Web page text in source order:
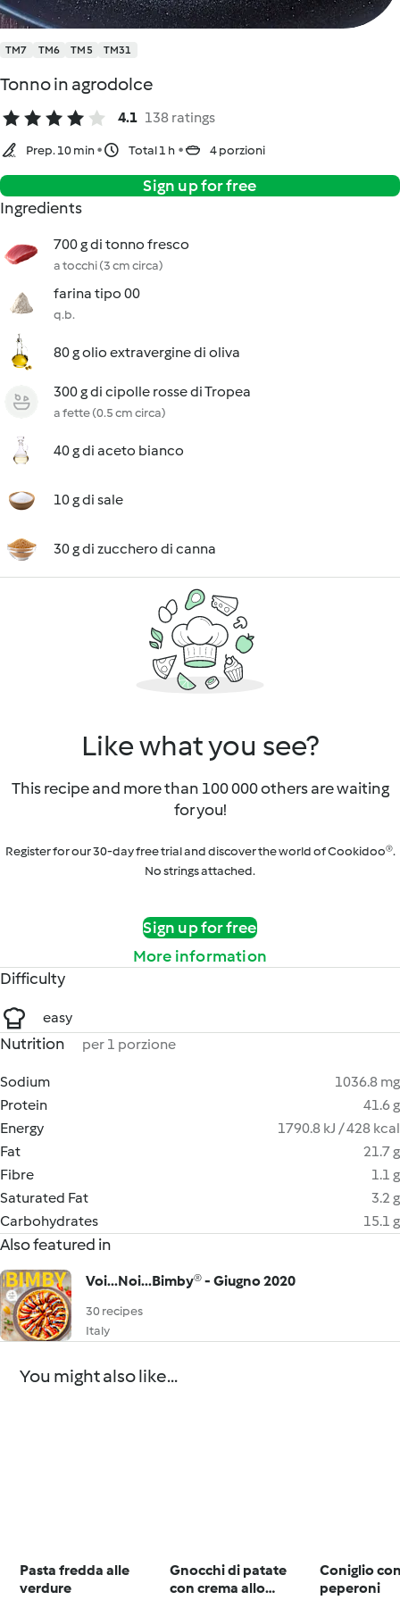
TM7 TM6 TM5 TM31
Tonno in agrodolce
4.1 138 ratings
Prep. 10 min Total 1 h 4 porzioni
Sign up for free
Ingredients
700 g di tonno fresco
a tocchi (3 cm circa)
farina tipo 00
q.b.
80 g olio extravergine di oliva
300 g di cipolle rosse di Tropea
a fette (0.5 cm circa)
40 g di aceto bianco
10 g di sale
30 g di zucchero di canna
Like what you see?
This recipe and more than 100 000 others are waiting
for you!
Register for our 30-day free trial and discover the world of Cookidoo®.
No strings attached.
Sign up for free
More information
Difficulty
easy
Nutrition per 1 porzione
Sodium
1036.8 mg
Protein
41.6 g
Energy
1790.8 kJ / 428 kcal
Fat
21.7 g
Fibre
1.1 g
Saturated Fat
3.2 g
Carbohydrates
15.1 g
Also featured in
Voi...Noi...Bimby® - Giugno 2020
30 recipes
Italy
You might also like...
Pasta fredda alle
verdure
Gnocchi di patate
con crema allo
Coniglio
peperoni